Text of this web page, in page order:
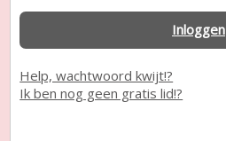
Inloggen
Help, wachtwoord kwijt!?
Ik ben nog geen gratis lid!?